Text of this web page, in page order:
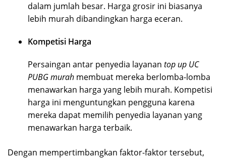
dalam jumlah besar. Harga grosir ini biasanya
lebih murah dibandingkan harga eceran.
Kompetisi Harga
Persaingan antar penyedia layanan top up UC
PUBG murah membuat mereka berlomba-lomba
menawarkan harga yang lebih murah. Kompetisi
harga ini menguntungkan pengguna karena
mereka dapat memilih penyedia layanan yang
menawarkan harga terbaik.
Dengan mempertimbangkan faktor-faktor tersebut,